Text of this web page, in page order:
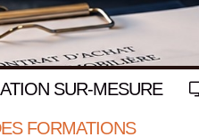
SUR-MESURE
FORMATIONS